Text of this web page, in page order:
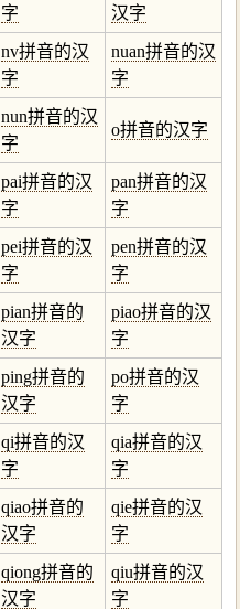
字 汉字
nv拼音的汉
字
nuan拼音的汉
字
nun拼音的汉
字
o拼音的汉字
pai拼音的汉
字
pan拼音的汉
字
pei拼音的汉
字
pen拼音的汉
字
pian拼音的
汉字
piao拼音的汉
字
ping拼音的
汉字
po拼音的汉
字
qi拼音的汉
字
qia拼音的汉
字
qiao拼音的
汉字
qie拼音的汉
字
qiong拼音的
汉字
qiu拼音的汉
字